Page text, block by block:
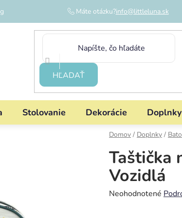
Máte otázku?info@littleluna.sk
HĽADAŤ
Stolovanie Dekorácie Doplnky
Domov / Doplnky /
Taštička
Vozidlá
Priemerné
Neohodnotené